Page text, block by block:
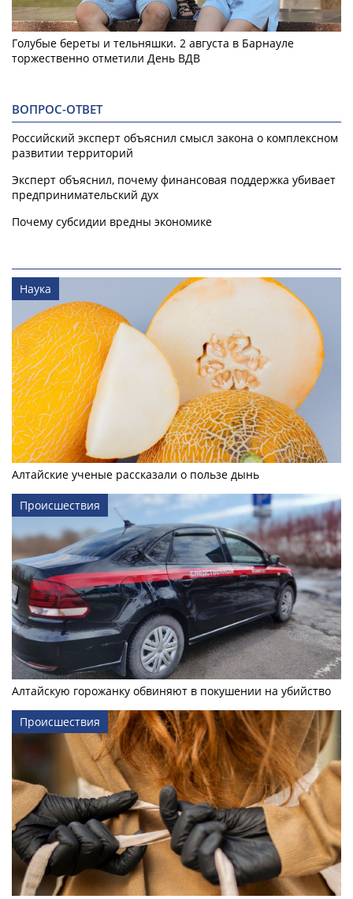
Голубые береты и тельняшки. 2 августа в Барнауле
торжественно отметили День ВДВ
ВОПРОС-ОТВЕТ
Российский эксперт объяснил смысл закона о комплексном
развитии территорий
Эксперт объяснил, почему финансовая поддержка убивает
предпринимательский дух
Почему субсидии вредны экономике
Наука
Алтайские ученые рассказали о пользе дынь
Происшествия
Алтайскую горожанку обвиняют в покушении на убийство
Происшествия